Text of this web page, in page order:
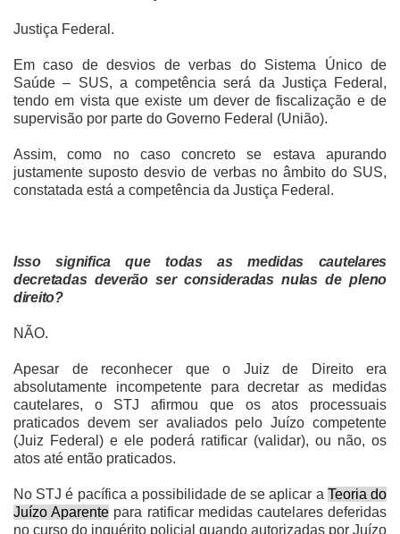
Justiça Federal.
Em caso de desvios de verbas do Sistema Único de
Saúde – SUS, a competência será da Justiça Federal,
tendo em vista que existe um dever de fiscalização e de
supervisão por parte do Governo Federal (União).
Assim, como no caso concreto se estava apurando
justamente suposto desvio de verbas no âmbito do SUS,
constatada está a competência da Justiça Federal.
Isso significa que todas as medidas cautelares
decretadas deverão ser consideradas nulas de pleno
direito?
NÃO.
Apesar de reconhecer que o Juiz de Direito era
absolutamente incompetente para decretar as medidas
cautelares, o STJ afirmou que os atos processuais
praticados devem ser avaliados pelo Juízo competente
(Juiz Federal) e ele poderá ratificar (validar), ou não, os
atos até então praticados.
No STJ é pacífica a possibilidade de se aplicar a Teoria do
Juízo Aparente para ratificar medidas cautelares deferidas
no curso do inquérito policial quando autorizadas por Juízo